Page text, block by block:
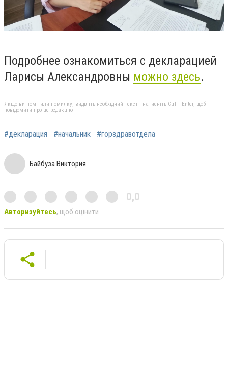
Подробнее ознакомиться с декларацией
Ларисы Александровны можно здесь.
Якщо ви помітили помилку, виділіть необхідний текст і натисніть Ctrl + Enter, щоб
повідомити про це редакцію
#декларация #начальник #горздравотдела
Байбуза Виктория
0,0
Авторизуйтесь, щоб оцінити